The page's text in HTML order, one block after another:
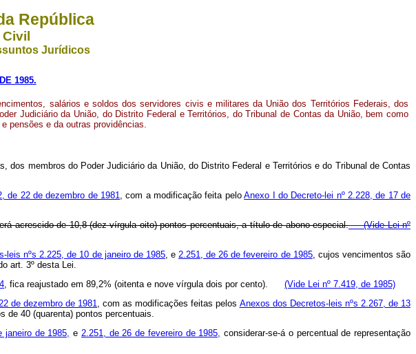
República
Jurídicos
1985.
salários e soldos dos servidores civis e militares da União dos Territórios Federais, dos
Judiciário da União, do Distrito Federal e Territórios, do Tribunal de Contas da União, bem como
pensões e da outras providências.
membros do Poder Judiciário da União, do Distrito Federal e Territórios e do Tribunal de Contas
de 22 de dezembro de 1981, com a modificação feita peloAnexo I do Decreto-lei nº 2.228, de 17 de
acrescido de 10,8 (dez vírgula oito) pontos percentuais, a título de abono especial.(Vide Lei nº
leis nºs 2.225, de 10 de janeiro de 1985, e2.251, de 26 de fevereiro de 1985, cujos vencimentos são
art. 3º desta Lei.
, fica reajustado em 89,2% (oitenta e nove vírgula dois por cento).
(Vide Lei nº 7.419, de 1985)
de dezembro de 1981, com as modificações feitas pelos Anexos dos Decretos-leis nºs 2.267, de 13
de 40 (quarenta) pontos percentuais.
janeiro de 1985, e 2.251, de 26 de fevereiro de 1985, considerar-se-á o percentual de representação